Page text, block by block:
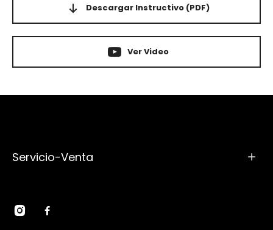
Descargar Instructivo (PDF)
Ver Video
Servicio-Venta